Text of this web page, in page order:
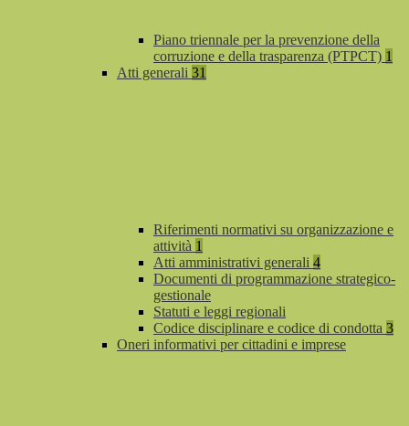
Piano triennale per la prevenzione della
corruzione e della trasparenza (PTPCT) 1
Atti generali 31
Riferimenti normativi su organizzazione e
attività 1
Atti amministrativi generali 4
Documenti di programmazione strategico-
gestionale
Statuti e leggi regionali
Codice disciplinare e codice di condotta 3
Oneri informativi per cittadini e imprese